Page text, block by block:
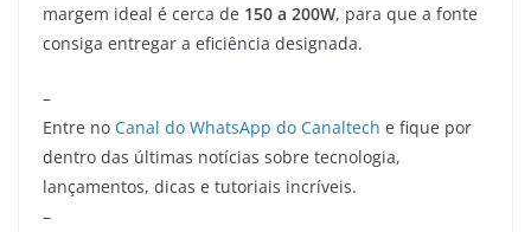
margem ideal é cerca de 150 a 200W, para que a fonte
consiga entregar a eficiência designada.
–
Entre no Canal do WhatsApp do Canaltech e fique por
dentro das últimas notícias sobre tecnologia,
lançamentos, dicas e tutoriais incríveis.
–